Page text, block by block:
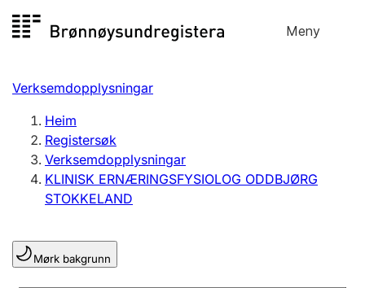
til
Meny
Registersøk
Aksjeselskap
Enkeltpersonføretak
Registrere, endre, slette
Lag og foreining
Registrere, endre, slette
Verksemdopplysningar
Heim
Registersøk
Verksemdopplysningar
KLINISK ERNÆRINGSFYSIOLOG ODDBJØRG
STOKKELAND
Mørk bakgrunn